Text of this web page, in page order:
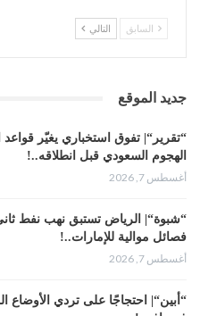
السابق التالي
جديد الموقع
“تقرير“| تفوق استخباري يغيّر
الهجوم السعودي قبل انطلاقه..!
أغسطس 7, 2026
“شبوة“| الرياض تستبق نهب نفط
فصائل موالية للإمارات..!
أغسطس 7, 2026
“أبين“| احتجاجًا على تردي